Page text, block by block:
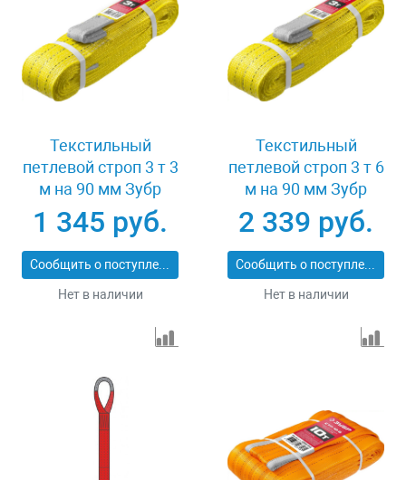
Текстильный
петлевой строп 3 т 3
м на 90 мм Зубр
43553-3-3
1 345 руб.
Сообщить о поступлении
Нет в наличии
Текстильный
петлевой строп 3 т 6
м на 90 мм Зубр
43553-3-6
2 339 руб.
Сообщить о поступлении
Нет в наличии